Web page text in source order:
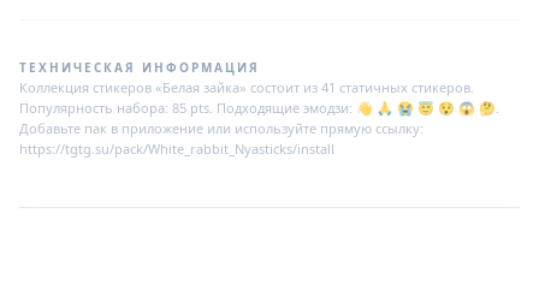
ТЕХНИЧЕСКАЯ ИНФОРМАЦИЯ
Коллекция стикеров «Белая зайка» состоит из 41 статичных стикеров.
Популярность набора: 85 pts. Подходящие эмодзи: 👋 🙏 😭 😇 😯 😱 🤔.
Добавьте пак в приложение или используйте прямую ссылку:
https://tgtg.su/pack/White_rabbit_Nyasticks/install